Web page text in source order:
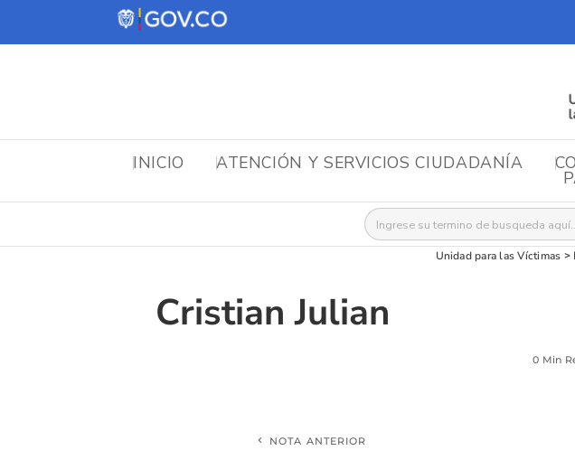
INICIO ATENCIÓN Y SERVICIOS CIUDADANÍA
Buscar:
Unidad para las Víctimas >
Cristian Julian
0 Min
NOTA ANTERIOR